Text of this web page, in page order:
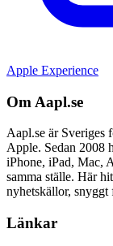
Apple Experience
Om Aapl.se
Aapl.se är Sveriges
Apple. Sedan 2008
iPhone, iPad, Mac,
samma ställe. Här
nyhetskällor, snyggt
Länkar